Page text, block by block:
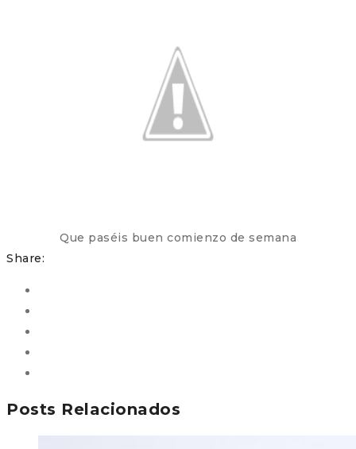
Que paséis buen comienzo de semana
Share:
Posts Relacionados